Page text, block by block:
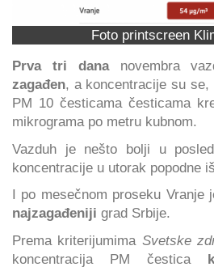
Foto printscreen
Prva tri dananovembra
zagađen, a koncentracije su
PM 10 česticama česticama
mikrograma po metru kubnom.
Vazduh je nešto bolji u
koncentracije u utorak popodne
I po mesečnom proseku Vranje
najzagađeniji grad Srbije.
Prema kriterijumima Svetske
koncentracija PM čestica